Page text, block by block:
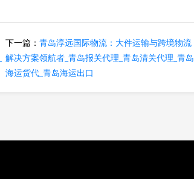
下一篇： 青岛淳远国际物流：大件运输与跨境物流
解决方案领航者_青岛报关代理_青岛清关代理_青岛
海运货代_青岛海运出口